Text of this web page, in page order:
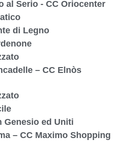
al Serio - CC Oriocenter
di Legno
– CC Elnòs
Genesio ed Uniti
– CC Maximo Shopping